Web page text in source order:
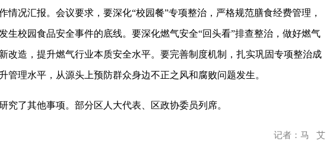
情况汇报。会议要求，要深化“校园餐”专项整治，严格规范膳食经费管理，
生校园食品安全事件的底线。要深化燃气安全“回头看”排查整治，做好燃气
改造，提升燃气行业本质安全水平。要完善制度机制，扎实巩固专项整治成
管理水平，从源头上预防群众身边不正之风和腐败问题发生。
究了其他事项。部分区人大代表、区政协委员列席。
记者：马 艾